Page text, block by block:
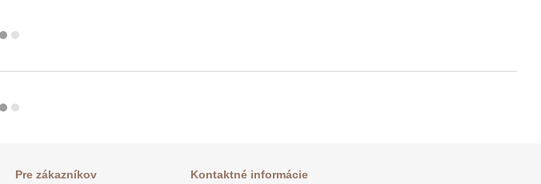
Pre zákazníkov Kontaktné informácie